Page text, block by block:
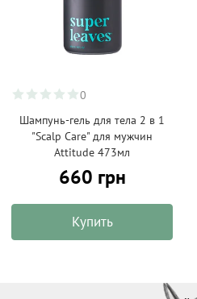
0
Шампунь-гель для тела 2 в 1
"Scalp Care" для мужчин
Attitude 473мл
660 грн
Купить